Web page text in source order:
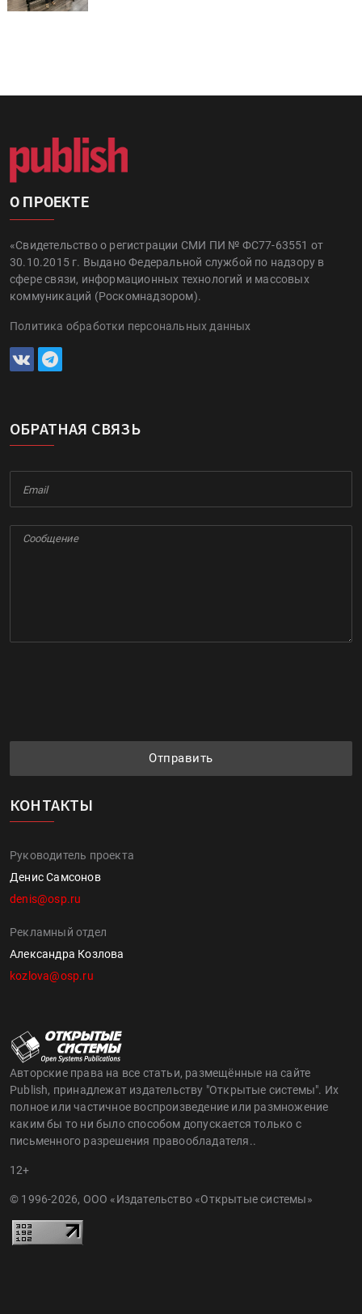
О ПРОЕКТЕ
«Свидетельство о регистрации СМИ ПИ № ФС77-63551 от
30.10.2015 г. Выдано Федеральной службой по надзору в
сфере связи, информационных технологий и массовых
коммуникаций (Роскомнадзором).
Политика обработки персональных данных
ОБРАТНАЯ СВЯЗЬ
Отправить
КОНТАКТЫ
Руководитель проекта
Денис Самсонов
denis@osp.ru
Рекламный отдел
Александра Козлова
kozlova@osp.ru
Авторские права на все статьи, размещённые на сайте
Publish, принадлежат издательству "Открытые системы". Их
полное или частичное воспроизведение или размножение
каким бы то ни было способом допускается только с
письменного разрешения правообладателя..
12+
© 1996-2026, ООО «Издательство «Открытые системы»